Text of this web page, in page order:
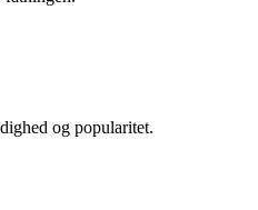
og popularitet.